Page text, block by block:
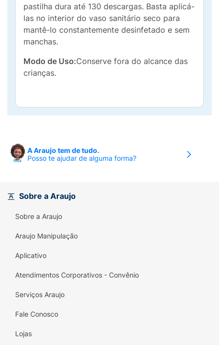
pastilha dura até 130 descargas. Basta aplicá-
las no interior do vaso sanitário seco para
mantê-lo constantemente desinfetado e sem
manchas.
Modo de Uso:Conserve fora do alcance das
crianças.
A Araujo tem de tudo.
Posso te ajudar de alguma forma?
Sobre a Araujo
Sobre a Araujo
Araujo Manipulação
Aplicativo
Atendimentos Corporativos - Convênio
Serviços Araujo
Fale Conosco
Lojas